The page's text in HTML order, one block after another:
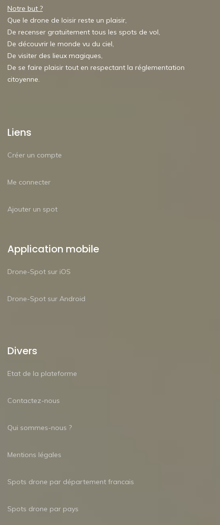
Notre but ?
Que le drone de loisir reste un plaisir,
De recenser gratuitement tous les spots de vol,
De découvrir le monde vu du ciel,
De visiter des lieux magiques,
De se faire plaisir tout en respectant la réglementation
citoyenne.
Liens
Créer un compte
Me connecter
Ajouter un spot
Application mobile
Drone-Spot sur iOS
Drone-Spot sur Android
Divers
Etat de la plateforme
Contactez-nous
Qui sommes-nous ?
Mentions légales
Spots drone par département francais
Spots drone par pays